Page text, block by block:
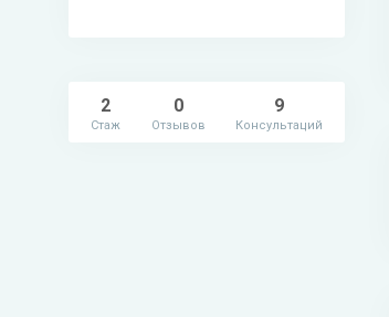
9
Консультаций
0
Отзывов
2
Стаж